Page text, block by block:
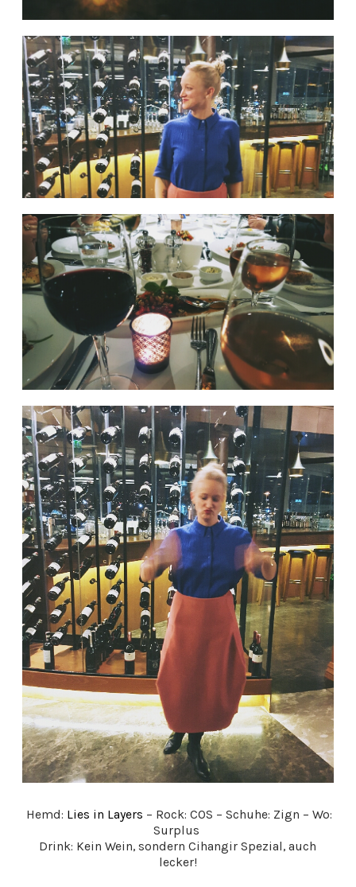
Hemd: Lies in Layers – Rock: COS – Schuhe: Zign – Wo:
Surplus
Drink: Kein Wein, sondern Cihangir Spezial, auch
lecker!